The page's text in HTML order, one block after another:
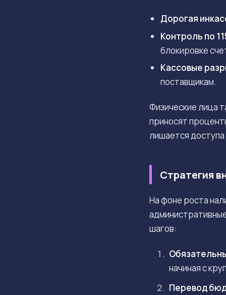
Дорогая
Контроль по
блокировке
Кассовые
поставщикам.
Физические лица
приносят
лишается
Стратегия
На фоне роста
шагов:
начиная с
Перевод